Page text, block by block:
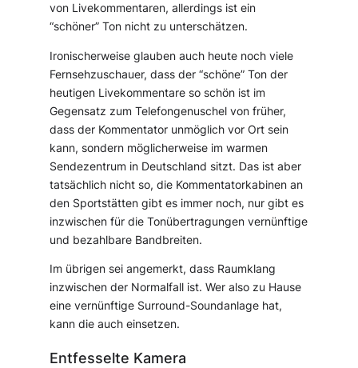
von Livekommentaren, allerdings ist ein
“schöner” Ton nicht zu unterschätzen.
Ironischerweise glauben auch heute noch viele
Fernsehzuschauer, dass der “schöne” Ton der
heutigen Livekommentare so schön ist im
Gegensatz zum Telefongenuschel von früher,
dass der Kommentator unmöglich vor Ort sein
kann, sondern möglicherweise im warmen
Sendezentrum in Deutschland sitzt. Das ist aber
tatsächlich nicht so, die Kommentatorkabinen an
den Sportstätten gibt es immer noch, nur gibt es
inzwischen für die Tonübertragungen vernünftige
und bezahlbare Bandbreiten.
Im übrigen sei angemerkt, dass Raumklang
inzwischen der Normalfall ist. Wer also zu Hause
eine vernünftige Surround-Soundanlage hat,
kann die auch einsetzen.
Entfesselte Kamera